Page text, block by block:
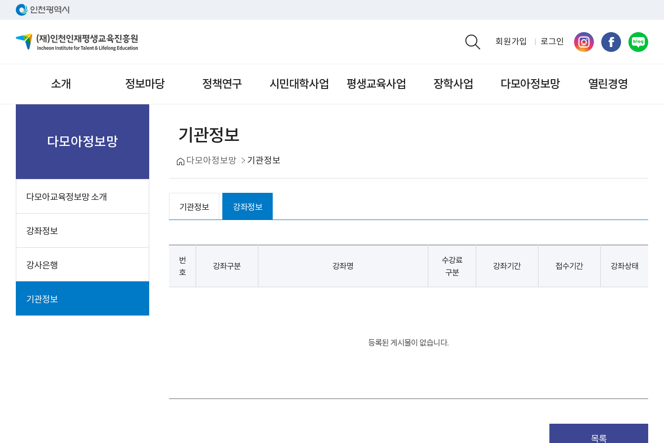
회원가입 로그인
소개 정보마당 정책연구 시민대학사업 평생교육사업 장학사업 다모아정보망 열린경영
다모아정보망
다모아교육정보망 소개
강좌정보
강사은행
기관정보
기관정보
다모아정보망 기관정보
기관정보 강좌정보
번
호
강좌구분 강좌명
수강료
구분
강좌기간 접수기간 강좌상태
등록된 게시물이 없습니다.
목록